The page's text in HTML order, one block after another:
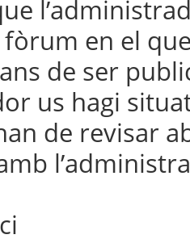
en el
de ser
us hagi
de revisar